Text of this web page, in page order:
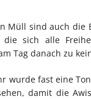
Müll sind auch die
die sich alle
Tag danach zu
wurde fast eine
damit die